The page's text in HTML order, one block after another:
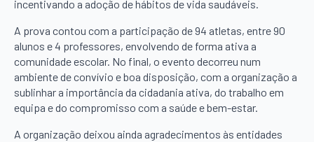
incentivando a adoção de hábitos de vida saudáveis.
A prova contou com a participação de 94 atletas, entre 90
alunos e 4 professores, envolvendo de forma ativa a
comunidade escolar. No final, o evento decorreu num
ambiente de convívio e boa disposição, com a organização a
sublinhar a importância da cidadania ativa, do trabalho em
equipa e do compromisso com a saúde e bem-estar.
A organização deixou ainda agradecimentos às entidades